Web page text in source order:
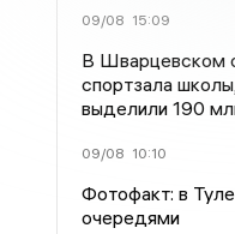
09/08 15:09
В Шварцевском
спортзала
выделили 190
09/08 10:10
Фотофакт: в
очередями